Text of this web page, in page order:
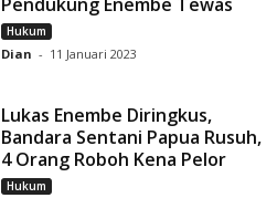
Hukum
Dian - 11 Januari 2023
Lukas Enembe Diringkus,
Bandara Sentani Papua Rusuh,
4 Orang Roboh Kena Pelor
Hukum